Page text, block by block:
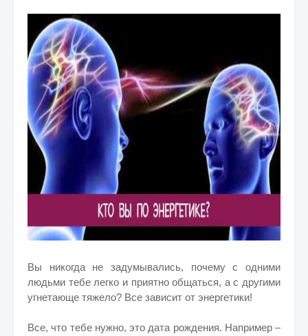
Вы никогда не задумывались, почему с одними
людьми тебе легко и приятно общаться, а с другими
угнетающе тяжело? Все зависит от энергетики!
Все, что тебе нужно, это дата рождения. Например –